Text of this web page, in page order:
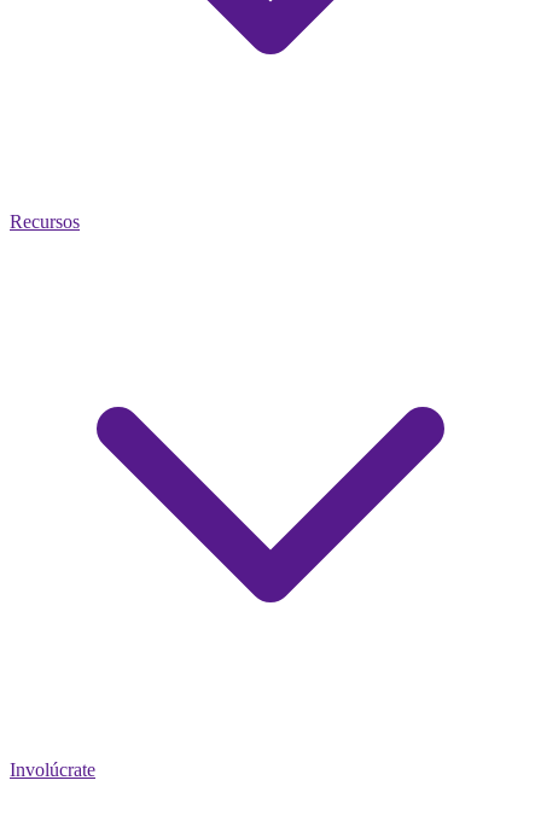
Recursos
Involúcrate